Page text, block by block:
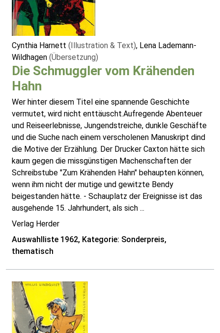
Cynthia Harnett (Illustration & Text), Lena Lademann-
Wildhagen (Übersetzung)
Die Schmuggler vom Krähenden
Hahn
Wer hinter diesem Titel eine spannende Geschichte
vermutet, wird nicht enttäuscht.Aufregende Abenteuer
und Reiseerlebnisse, Jungendstreiche, dunkle Geschäfte
und die Suche nach einem verscholenen Manuskript dind
die Motive der Erzählung. Der Drucker Caxton hätte sich
kaum gegen die missgünstigen Machenschaften der
Schreibstube "Zum Krähenden Hahn" behaupten können,
wenn ihm nicht der mutige und gewitzte Bendy
beigestanden hätte. - Schauplatz der Ereignisse ist das
ausgehende 15. Jahrhundert, als sich ...
Verlag Herder
Auswahlliste 1962, Kategorie: Sonderpreis,
thematisch